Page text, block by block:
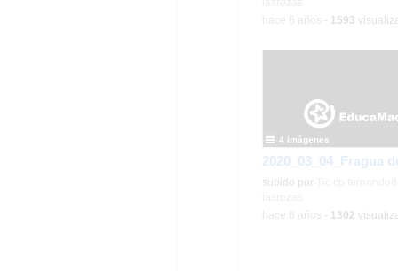
hace 6 años - 1593
subido por
4 imágenes
hace 6 años - 1302